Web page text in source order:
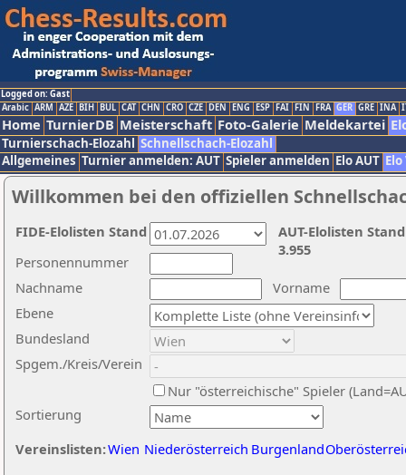
Logged on: Gast
Arabic ARM AZE BIH BUL CAT CHN CRO CZE DEN ENG ESP FAI FIN FRA GER GRE INA
Home TurnierDB Meisterschaft Foto-Galerie Meldekartei
Turnierschach-Elozahl Schnellschach-Elozahl
Allgemeines Turnier anmelden: AUT Spieler anmelden Elo AUT
Willkommen bei den offiziellen
Nachname
Vorname
Ebene
Sortierung
Personennummer
Bundesland
Spgem./Kreis/Verein
Nur "österreichische" Spieler
Vereinslisten:Wien Niederösterreich Burgenland
AUT-Elolisten
3.955
FIDE-Elolisten Stand